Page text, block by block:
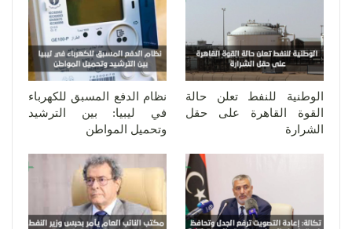
الوطنية للنفط تعلن حالة
القوة القاهرة على حقل
الشرارة
نظام الدفع المسبق للكهرباء
في ليبيا: بين الترشيد
وتحميل المواطن